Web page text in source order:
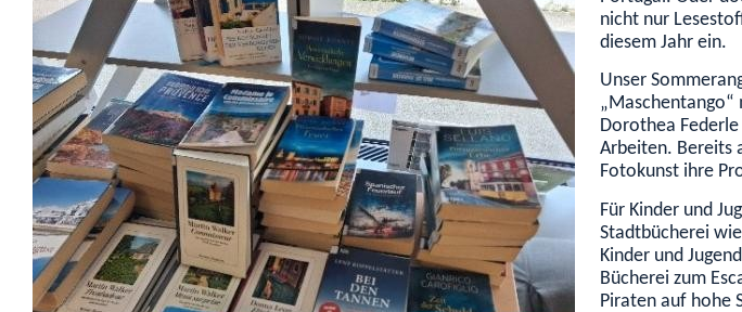
nicht nur
diesem Jahr ein.
Unser
„Maschentango“
Dorothea
Arbeiten. Bereits
Fotokunst ihre
Für Kinder und
Stadtbücherei
Kinder und
Bücherei zum
Piraten auf hohe